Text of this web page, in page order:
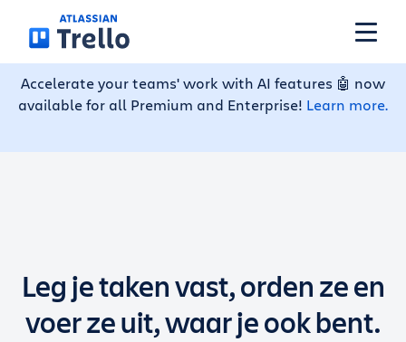
Meteen naar hoofdinhoud
Functies
Prijzen
Accelerate your teams' work with AI features 🤖 now
available for all Premium and Enterprise! Learn more.
Leg je taken vast, orden ze en
voer ze uit, waar je ook bent.